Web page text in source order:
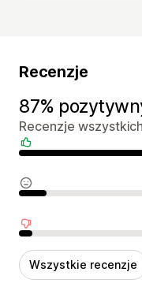
Recenzje
87%
Recenzje
Pozytywne recenzje
Neutralne recenzje
Negatywne recenzje
Wszystkie recenzje